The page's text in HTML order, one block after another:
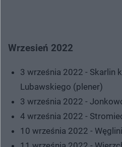
Wrzesień 2022
3 września 2022 - Skarlin
Lubawskiego (plener)
3 września 2022 -
4 września 2022 -
10 września 2022 -